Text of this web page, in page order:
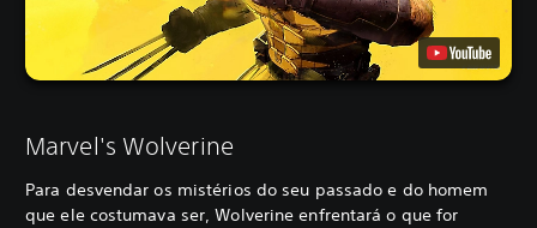
Marvel's Wolverine
Para desvendar os mistérios do seu passado e do homem
que ele costumava ser, Wolverine enfrentará o que for